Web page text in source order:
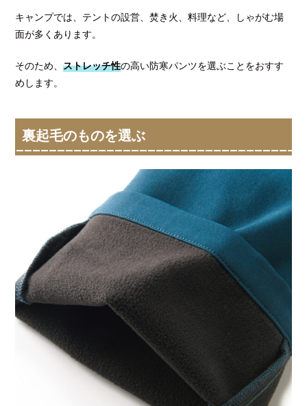
キャンプでは、テントの設営、焚き火、料理など、しゃがむ場
面が多くあります。
そのため、ストレッチ性の高い防寒パンツを選ぶことをおすす
めします。
裏起毛のものを選ぶ